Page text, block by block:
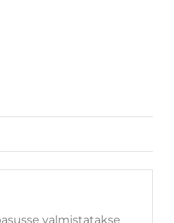
valmistatakse